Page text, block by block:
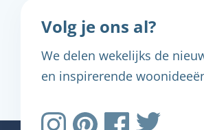
Volg je ons al?
We delen wekelijks de
en inspirerende